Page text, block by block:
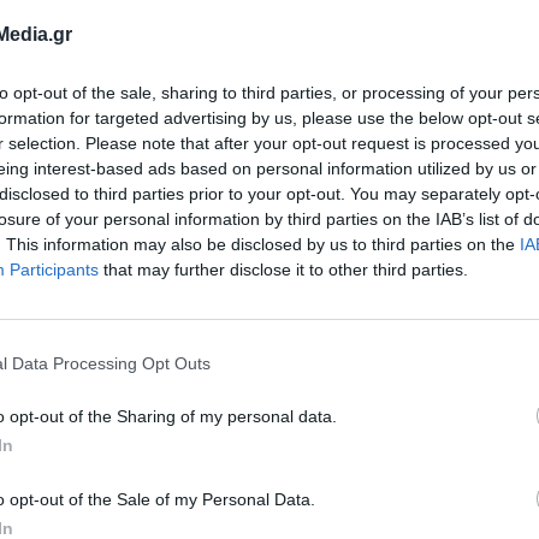
opt-out of the sale, sharing to third parties, or processing of your
for targeted advertising by us, please use the below opt-out
selection. Please note that after your opt-out request is processed
interest-based ads based on personal information utilized by us
to third parties prior to your opt-out. You may separately
of your personal information by third parties on the IAB’s list of
This information may also be disclosed by us to third parties on the
Participants that may further disclose it to other third parties.
Data Processing Opt Outs
opt-out of the Sharing of my personal data.
opt-out of the Sale of my Personal Data.
περίπου 250 αθλητές και
υψηλός.
Νέα εποχή για το Ανοιχτό Θέατρο
Καρδαμύλων.
- 18.40
Παραιτήθηκε ο Ευστάθιος